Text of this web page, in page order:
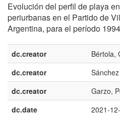
Evolución del perfil de playa
periurbanas en el Partido de
Argentina, para el período
dc.creator
Bértola,
dc.creator
dc.creator
Garzo,
dc.date
2021-